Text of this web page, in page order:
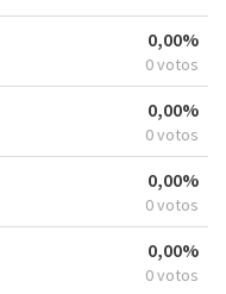
0,00%
0 votos
0,00%
0 votos
0,00%
0 votos
0,00%
0 votos